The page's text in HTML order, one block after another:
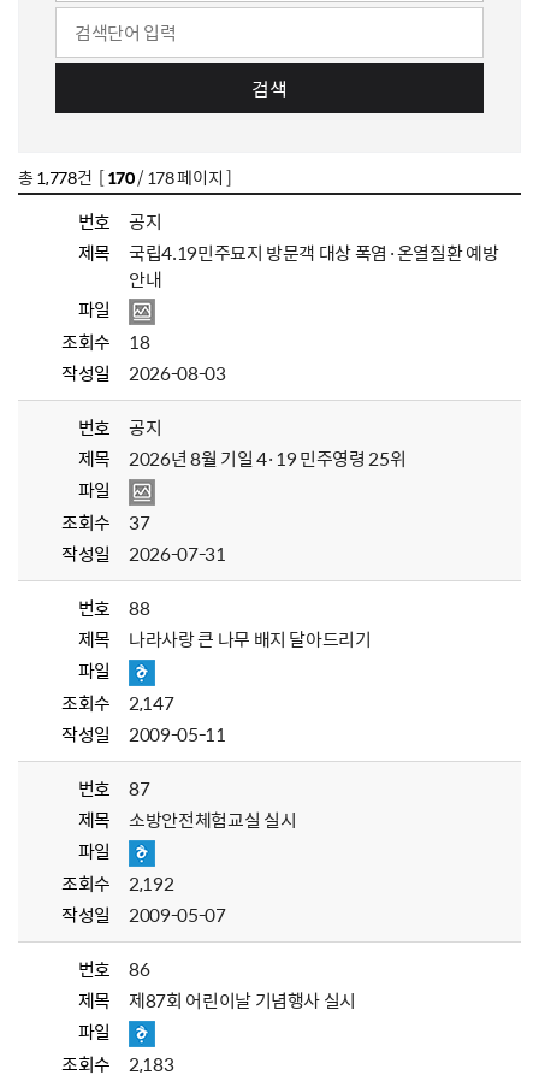
검색
총 1,778건 [170/ 178 페이지 ]
번호
공지
제목
국립4.19민주묘지 방문객 대상 폭염·온열질환 예방
안내
파일
조회수
18
작성일
2026-08-03
번호
공지
제목
2026년 8월 기일 4·19 민주영령 25위
파일
조회수
37
작성일
2026-07-31
번호
88
제목
나라사랑 큰 나무 배지 달아드리기
파일
조회수
2,147
작성일
2009-05-11
번호
87
제목
소방안전체험교실 실시
파일
조회수
2,192
작성일
2009-05-07
번호
86
제목
제87회 어린이날 기념행사 실시
파일
조회수
2,183